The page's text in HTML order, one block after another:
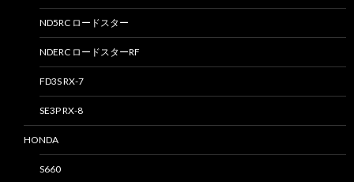
ND5RC ロードスター
NDERC ロードスターRF
FD3S RX-7
SE3P RX-8
HONDA
S660